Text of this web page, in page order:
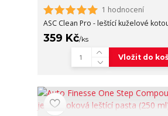
1 hodnocení
ASC Clean Pro - leštící kuželové
359 Kč/ks
Vložit do